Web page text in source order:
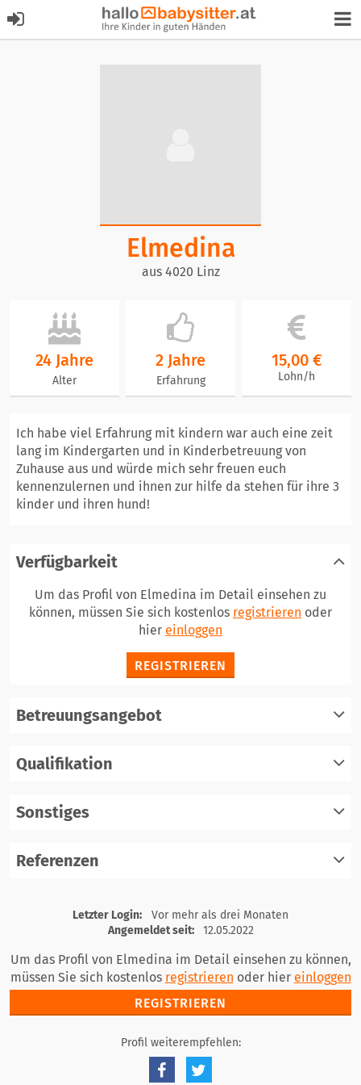
Elmedina
aus 4020 Linz
24 Jahre
Alter
2 Jahre
Erfahrung
15,00 €
Lohn/h
Ich habe viel Erfahrung mit kindern war auch eine zeit
lang im Kindergarten und in Kinderbetreuung von
Zuhause aus und würde mich sehr freuen euch
kennenzulernen und ihnen zur hilfe da stehen für ihre 3
kinder und ihren hund!
Verfügbarkeit
Um das Profil von Elmedina im Detail einsehen zu
können, müssen Sie sich kostenlos registrieren oder
hier einloggen
REGISTRIEREN
Betreuungsangebot
Qualifikation
Sonstiges
Referenzen
registrieren
einloggen
Letzter Login:
Vor mehr als drei Monaten
Angemeldet seit:
12.05.2022
Um das Profil von Elmedina im Detail einsehen zu können,
müssen Sie sich kostenlos registrieren oder hier einloggen
REGISTRIEREN
Profil weiterempfehlen: